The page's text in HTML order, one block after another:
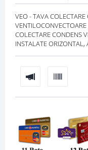
VEO - TAVA
COLECTARE CONDENS
INSTALATE